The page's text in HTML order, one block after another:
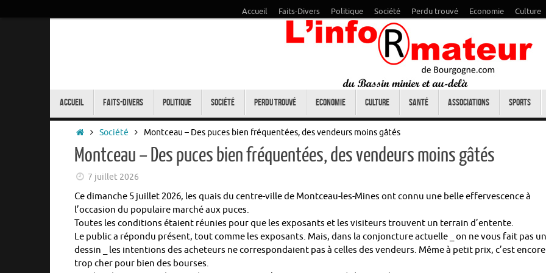
Accueil Faits-Divers Politique Société Perdu trouvé Economie Culture
Accueil Faits-Divers Politique Société Perdu trouvé Economie Culture Santé Associations Sports
Accueil
Société Montceau – Des puces bien fréquentées, des vendeurs moins gâtés
Montceau – Des puces bien fréquentées, des vendeurs moins gâtés
7 juillet 2026
Ce dimanche 5 juillet 2026, les quais du centre-ville de Montceau-les-Mines ont connu une belle effervescence à
l’occasion du populaire marché aux puces.
Toutes les conditions étaient réunies pour que les exposants et les visiteurs trouvent un terrain d’entente.
Le public a répondu présent, tout comme les exposants. Mais, dans la conjoncture actuelle _ on ne vous fait pas un
dessin _ les intentions des acheteurs ne correspondaient pas à celles des vendeurs. Même à petit prix, c’est encore
trop cher pour bien des bourses.